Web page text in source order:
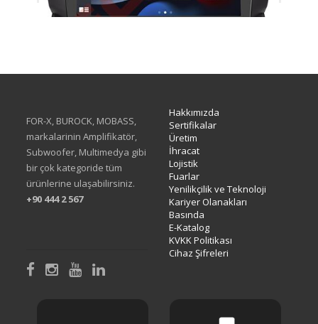
FOR-X, BUROCK, MOBASS,
markalarinin Amplifikatör,
Subwoofer, Multimedya gibi
bir çok kategoride tüm
ürünlerine ulaşabilirsiniz.
+90 444 2 567
Hakkımızda
Sertifikalar
Üretim
İhracat
Lojistik
Fuarlar
Yenilikçilik ve Teknoloji
Kariyer Olanakları
Basında
E-Katalog
KVKK Politikası
Cihaz Şifreleri